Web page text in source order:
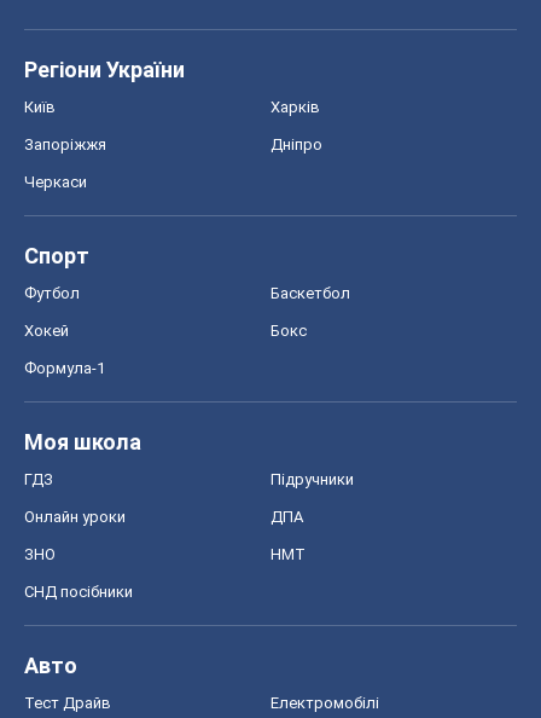
Регіони України
Київ Харків
Запоріжжя Дніпро
Черкаси
Спорт
Футбол Баскетбол
Хокей Бокс
Формула-1
Моя школа
ГДЗ Підручники
Онлайн уроки ДПА
ЗНО НМТ
СНД посібники
Авто
Тест Драйв Електромобілі